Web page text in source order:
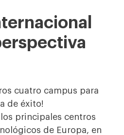
cuatro campus para
de éxito!
principales centros
de Europa, en